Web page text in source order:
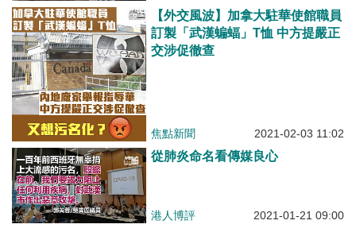
【外交風波】加拿大駐華使館職員
訂製「武漢蝙蝠」T恤 中方提嚴正
交涉促徹查
焦點新聞 2021-02-03 11:02
從肺炎命名看傳媒良心
港人博評 2021-01-21 09:00